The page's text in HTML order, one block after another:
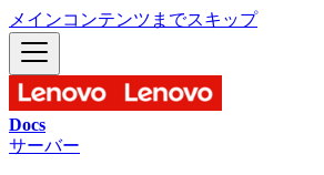
メインコンテンツまでスキップ
Docs
サーバー